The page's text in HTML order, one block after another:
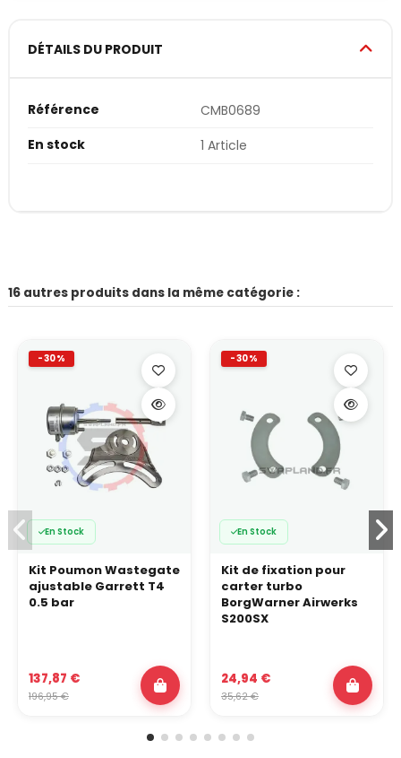
DÉTAILS DU PRODUIT
Référence
CMB0689
En stock
1 Article
16 autres produits dans la même catégorie :
-30%
En Stock
Kit Poumon Wastegate
ajustable Garrett T4
0.5 bar
137,87 €
196,95 €
-30%
En Stock
Kit de fixation pour
carter turbo
BorgWarner Airwerks
S200SX
24,94 €
35,62 €